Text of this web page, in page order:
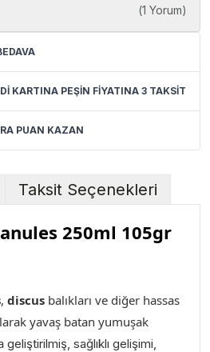
(1 Yorum)
KARTINA PEŞİN FİYATINA 3 TAKSİT
PUAN KAZAN
Taksit Seçenekleri
250ml 105gr
, discus balıkları ve diğer hassas
yavaş batan yumuşak
geliştirilmiş, sağlıklı gelişimi,